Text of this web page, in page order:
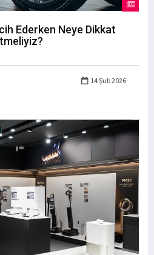
Ederken Neye Dikkat
14 Şub 2026